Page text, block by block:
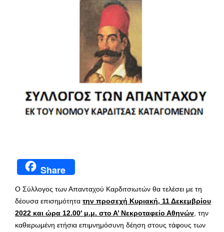
Share
Ο Σύλλογος των Απανταχού Καρδιτσιωτών θα τελέσει με τη
δέουσα επισημότητα την προσεχή Κυριακή, 11 Δεκεμβρίου
2022 και ώρα 12.00′ μ.μ. στο Α’ Νεκροταφείο Αθηνών , την
καθιερωμένη ετήσια επιμνημόσυνη δέηση στους τάφους των